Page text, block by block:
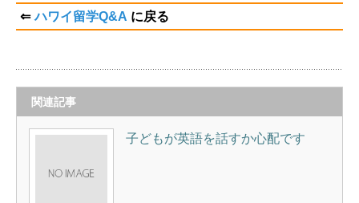
⇐ ハワイ留学Q&A に戻る
関連記事
子どもが英語を話すか心配です